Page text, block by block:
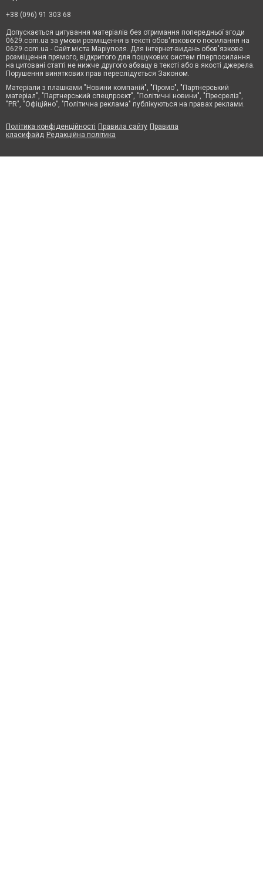
+38 (096) 91 303 68
Допускається цитування матеріалів без отримання попередньої згоди
0629.com.ua за умови розміщення в тексті обов'язкового посилання на
0629.com.ua - Сайт міста Маріуполя. Для інтернет-видань обов'язкове
розміщення прямого, відкритого для пошукових систем гіперпосилання
на цитовані статті не нижче другого абзацу в тексті або в якості джерела.
Порушення виняткових прав переслідується Законом.
Матеріали з плашками "Новини компаній", "Промо", "Партнерський
матеріал", "Партнерський спецпроєкт", "Політичні новини", "Пресреліз",
"PR", "Офіційно", "Політична реклама" публікуються на правах реклами.
Політика конфіденційності Правила сайту Правила
класифайд Редакційна політика